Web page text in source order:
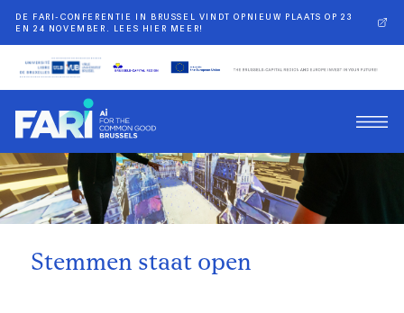
DE FARI-CONFERENTIE IN BRUSSEL VINDT OPNIEUW PLAATS OP 23
EN 24 NOVEMBER. LEES HIER MEER!
Terug
Stemmen staat open